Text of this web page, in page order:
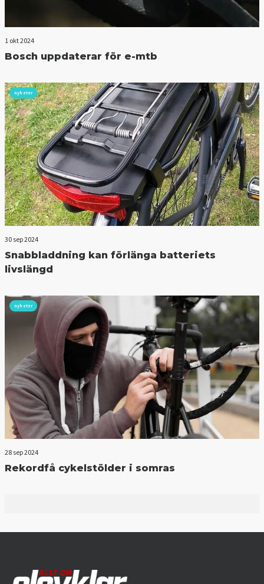
1 okt 2024
Bosch uppdaterar för e-mtb
nyheter
30 sep 2024
Snabbladdning kan förlänga batteriets
livslängd
nyheter
28 sep 2024
Rekordfå cykelstölder i somras